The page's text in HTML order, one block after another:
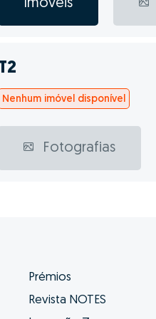
Imóveis
Nenhum imóvel disponível
Fotografias
Prémios
Revista NOTES